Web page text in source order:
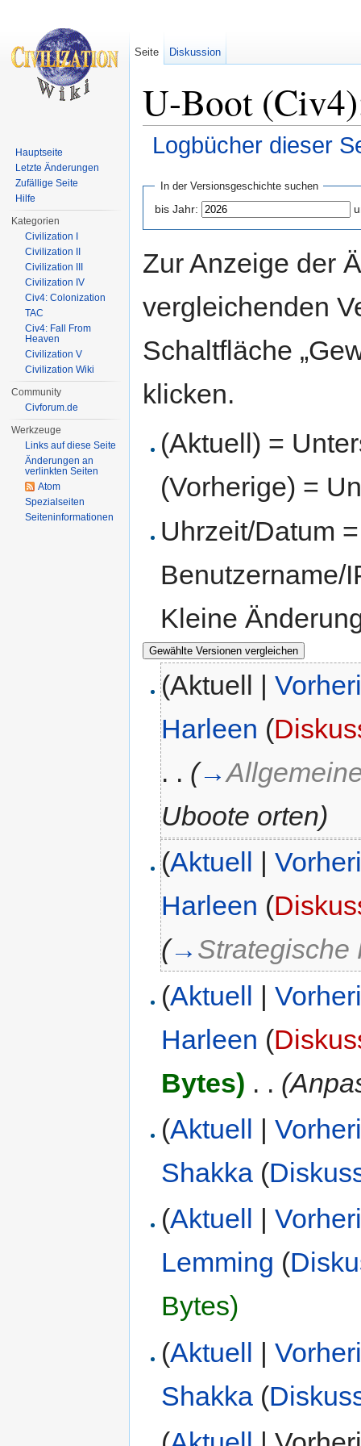
U-Boot
Logbücher dieser
In der Versionsgeschichte suchen
bis Jahr:
Zur Anzeige der
vergleichenden
Schaltfläche
klicken.
(Aktuell) =
(Vorherige) =
Uhrzeit/Datum
Benutzername/
Kleine
(Aktuell |
Harleen (
. . (→
Uboote orten)
(Aktuell |
Harleen (
(→
(Aktuell |
Harleen (
Bytes) . .
(Aktuell |
Shakka (
(Aktuell |
Lemming (
Bytes)
(Aktuell |
Shakka (
Seite Diskussion
Hauptseite
Letzte Änderungen
Zufällige Seite
Hilfe
Kategorien
Civilization I
Civilization II
Civilization III
Civilization IV
Civ4: Colonization
TAC
Civ4: Fall From
Heaven
Civilization V
Civilization Wiki
Community
Civforum.de
Werkzeuge
Links auf diese Seite
Änderungen an
verlinkten Seiten
Atom
Spezialseiten
Seiten­informationen